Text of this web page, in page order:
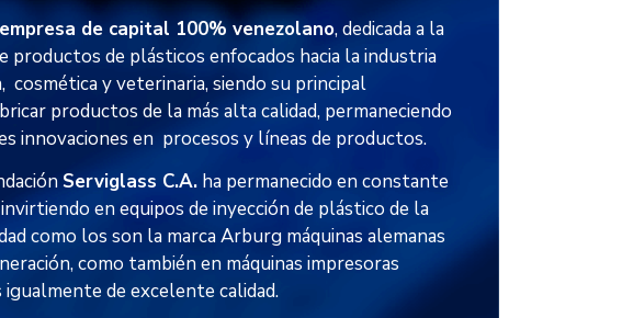
de capital 100% venezolano, dedicada a la
productos de plásticos enfocados hacia la industria
cosmética y veterinaria, siendo su principal
productos de la más alta calidad, permaneciendo
innovaciones en procesos y líneas de productos.
Serviglass C.A. ha permanecido en constante
en equipos de inyección de plástico de la
como los son la marca Arburg máquinas alemanas
como también en máquinas impresoras
igualmente de excelente calidad.